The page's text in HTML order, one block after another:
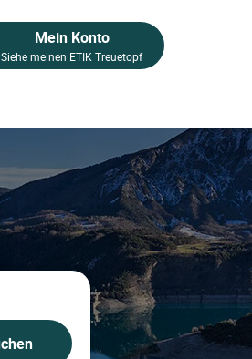
Mein Konto
Siehe meinen ETIK Treuetopf